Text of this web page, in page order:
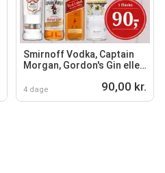
Smirnoff Vodka, Captain
Morgan, Gordon's Gin eller
Whisky
4 dage 90,00 kr.